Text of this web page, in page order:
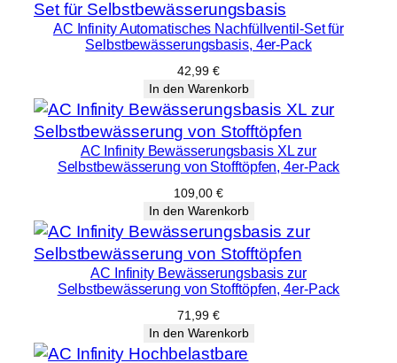
AC Infinity Automatisches Nachfüllventil-Set für
Selbstbewässerungsbasis, 4er-Pack
42,99 €
In den Warenkorb
AC Infinity Bewässerungsbasis XL zur
Selbstbewässerung von Stofftöpfen, 4er-Pack
109,00 €
In den Warenkorb
AC Infinity Bewässerungsbasis zur
Selbstbewässerung von Stofftöpfen, 4er-Pack
71,99 €
In den Warenkorb